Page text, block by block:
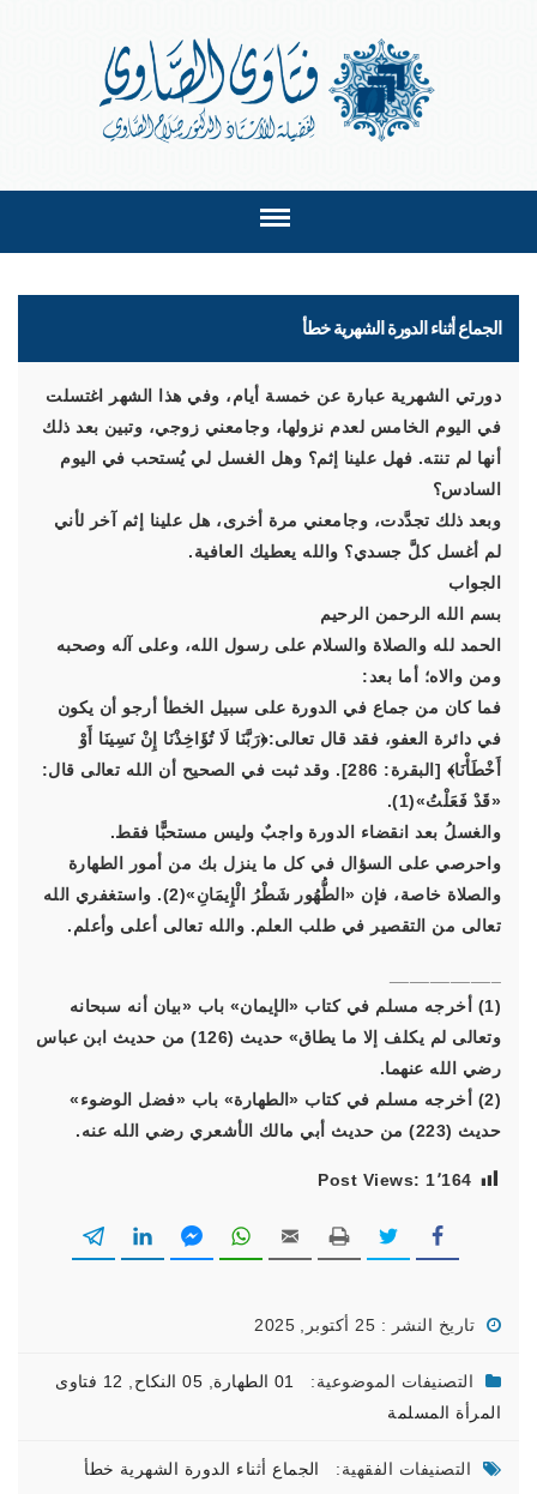
الجماع أثناء الدورة الشهرية خطأ
دورتي الشهرية عبارة عن خمسة أيام، وفي هذا الشهر اغتسلت
في اليوم الخامس لعدم نزولها، وجامعني زوجي، وتبين بعد ذلك
أنها لم تنته. فهل علينا إثم؟ وهل الغسل لي يُستحب في اليوم
السادس؟
وبعد ذلك تجدَّدت، وجامعني مرة أخرى، هل علينا إثم آخر لأني
لم أغسل كلَّ جسدي؟ والله يعطيك العافية.
الجواب
بسم الله الرحمن الرحيم
الحمد لله والصلاة والسلام على رسول الله، وعلى آله وصحبه
ومن والاه؛ أما بعد:
فما كان من جماع في الدورة على سبيل الخطأ أرجو أن يكون
في دائرة العفو، فقد قال تعالى:﴿رَبَّنَا لَا تُؤَاخِذْنَا إِنْ نَسِينَا أَوْ
أَخْطَأْنَا﴾ [البقرة: 286]. وقد ثبت في الصحيح أن الله تعالى قال:
«قَدْ فَعَلْتُ»(1).
والغسلُ بعد انقضاء الدورة واجبٌ وليس مستحبًّا فقط.
واحرصي على السؤال في كل ما ينزل بك من أمور الطهارة
والصلاة خاصة، فإن «الطُّهُور شَطْرُ الْإِيمَانِ»(2). واستغفري الله
تعالى من التقصير في طلب العلم. والله تعالى أعلى وأعلم.
(1) أخرجه مسلم في كتاب «الإيمان» باب «بيان أنه سبحانه
وتعالى لم يكلف إلا ما يطاق» حديث (126) من حديث ابن عباس
رضي الله عنهما.
(2) أخرجه مسلم في كتاب «الطهارة» باب «فضل الوضوء»
حديث (223) من حديث أبي مالك الأشعري رضي الله عنه.
Post Views: 1٬164
تاريخ النشر : 25 أكتوبر, 2025
التصنيفات الموضوعية: 01 الطهارة 05 النكاح
12 فتاوى
المرأة المسلمة
التصنيفات الفقهية: الجماع أثناء الدورة الشهرية خطأ